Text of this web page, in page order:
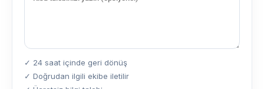
✓ 24 saat içinde geri dönüş
✓ Doğrudan ilgili ekibe iletilir